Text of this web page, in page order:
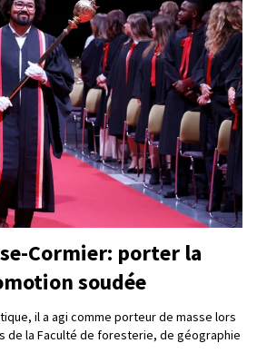
Cormier: porter la
soudée
il a agi comme porteur de masse lors
de la Faculté de foresterie, de géographie